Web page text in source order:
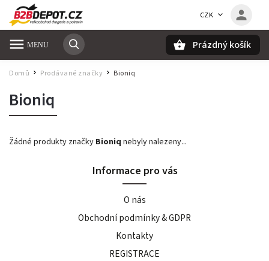
CZK
Prázdný košík
Domů / Prodávané značky / Bioniq
Bioniq
Žádné produkty značky Bioniq nebyly nalezeny...
Informace pro vás
O nás
Obchodní podmínky & GDPR
Kontakty
REGISTRACE